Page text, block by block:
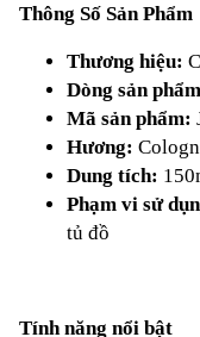
Thông Số Sản Phẩm
Thương hiệu:
Dòng sản
Mã sản phẩm:
Hương:
Dung tích:
Phạm vi sử
tủ đồ
Tính năng nổi bật